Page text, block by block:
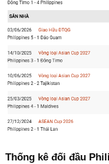
Thống kê đối đầu